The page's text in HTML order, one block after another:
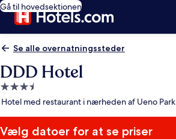
Gå til hovedsektionen
Se alle overnatningssteder
DDD Hotel
3.5-
stjernet
Hotel med restaurant i nærheden af Ueno Park
Vælg datoer for at se priser